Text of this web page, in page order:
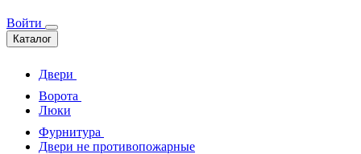
Войти
Каталог
Двери
Ворота
Люки
Фурнитура
Двери не противопожарные